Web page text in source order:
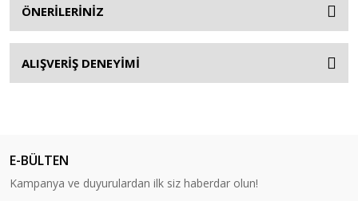
ÖNERİLERİNİZ
ALIŞVERİŞ DENEYİMİ
E-BÜLTEN
Kampanya ve duyurulardan ilk siz haberdar olun!